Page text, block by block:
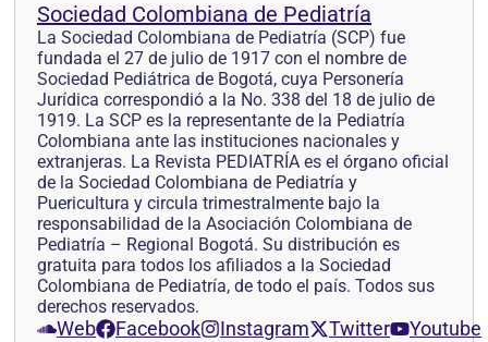
Sociedad Colombiana de Pediatría
La Sociedad Colombiana de Pediatría (SCP) fue
fundada el 27 de julio de 1917 con el nombre de
Sociedad Pediátrica de Bogotá, cuya Personería
Jurídica correspondió a la No. 338 del 18 de julio de
1919. La SCP es la representante de la Pediatría
Colombiana ante las instituciones nacionales y
extranjeras. La Revista PEDIATRÍA es el órgano oficial
de la Sociedad Colombiana de Pediatría y
Puericultura y circula trimestralmente bajo la
responsabilidad de la Asociación Colombiana de
Pediatría – Regional Bogotá. Su distribución es
gratuita para todos los afiliados a la Sociedad
Colombiana de Pediatría, de todo el país. Todos sus
derechos reservados.
Web Facebook Instagram Twitter Youtube